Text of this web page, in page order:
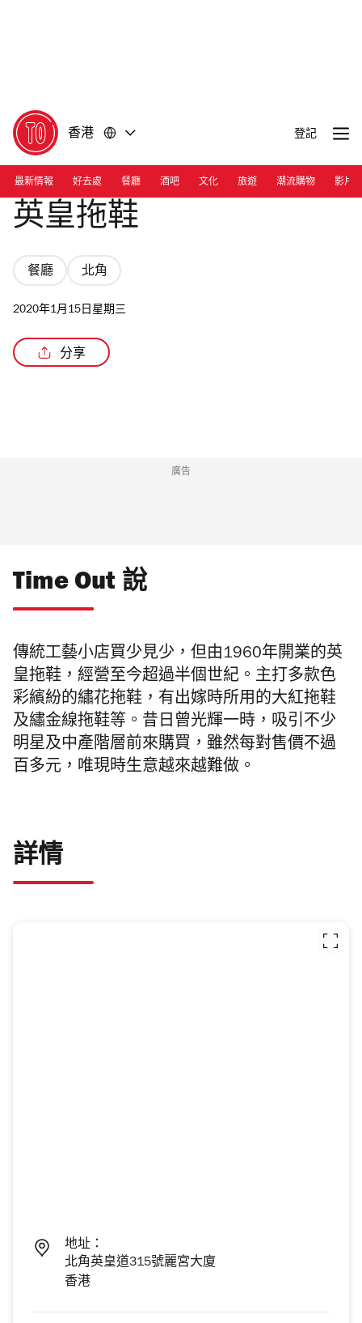
香港 登記
最新情報 好去處 餐廳 酒吧 文化 旅遊 潮流購物 影片
英皇拖鞋
餐廳 北角
2020年1月15日星期三
分享
廣告
Time Out 說
傳統工藝小店買少見少，但由1960年開業的英
皇拖鞋，經營至今超過半個世紀。主打多款色
彩繽紛的繡花拖鞋，有出嫁時所用的大紅拖鞋
及繡金線拖鞋等。昔日曾光輝一時，吸引不少
明星及中產階層前來購買，雖然每對售價不過
百多元，唯現時生意越來越難做。
詳情
地址：
北角英皇道315號麗宮大廈
香港